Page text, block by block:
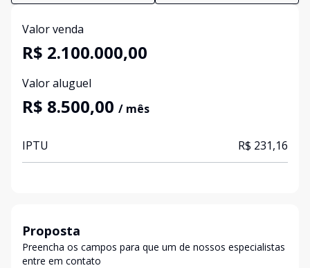
Valor venda
R$ 2.100.000,00
Valor aluguel
R$ 8.500,00 / mês
IPTU R$ 231,16
Proposta
Preencha os campos para que um de nossos especialistas
entre em contato